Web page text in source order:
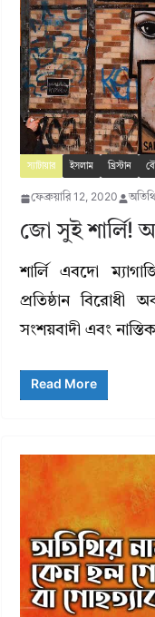
স্যাটায়ার ইসলাম খ্রিস্টান
ফেব্রুয়ারি 12, 2020
জো সুই শার্লি!
শার্লি এবদো
প্রতিষ্ঠান বিরোধী
সংশয়বাদী এবং
Read More